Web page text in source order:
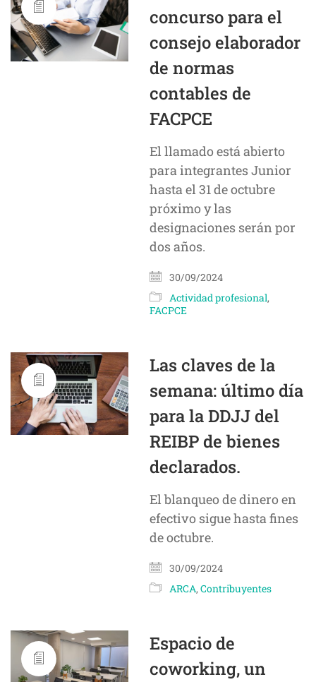
concurso para el
consejo elaborador
de normas
contables de
FACPCE
El llamado está abierto
para integrantes Junior
hasta el 31 de octubre
próximo y las
designaciones serán por
dos años.
30/09/2024
Actividad profesional,
FACPCE
Las claves de la
semana: último día
para la DDJJ del
REIBP de bienes
declarados.
El blanqueo de dinero en
efectivo sigue hasta fines
de octubre.
30/09/2024
ARCA,Contribuyentes
Espacio de
coworking, un